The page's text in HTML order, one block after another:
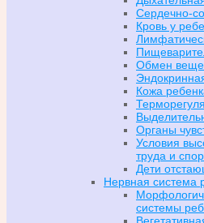
Сердечно-
Кровь у
Обмен
Кожа
Органы
Условия
труда и
Дети
Нервная система
системы